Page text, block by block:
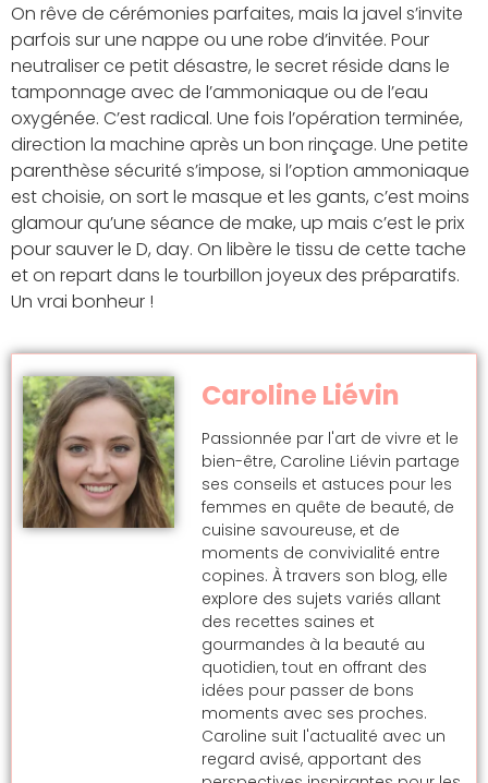
On rêve de cérémonies parfaites, mais la javel s’invite
parfois sur une nappe ou une robe d’invitée. Pour
neutraliser ce petit désastre, le secret réside dans le
tamponnage avec de l’ammoniaque ou de l’eau
oxygénée. C’est radical. Une fois l’opération terminée,
direction la machine après un bon rinçage. Une petite
parenthèse sécurité s’impose, si l’option ammoniaque
est choisie, on sort le masque et les gants, c’est moins
glamour qu’une séance de make, up mais c’est le prix
pour sauver le D, day. On libère le tissu de cette tache
et on repart dans le tourbillon joyeux des préparatifs.
Un vrai bonheur !
Caroline Liévin
Passionnée par l'art de vivre et le
bien-être, Caroline Liévin partage
ses conseils et astuces pour les
femmes en quête de beauté, de
cuisine savoureuse, et de
moments de convivialité entre
copines. À travers son blog, elle
explore des sujets variés allant
des recettes saines et
gourmandes à la beauté au
quotidien, tout en offrant des
idées pour passer de bons
moments avec ses proches.
Caroline suit l'actualité avec un
regard avisé, apportant des